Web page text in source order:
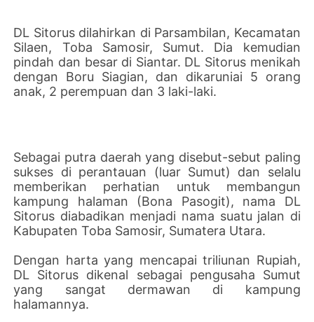
DL Sitorus dilahirkan di Parsambilan, Kecamatan
Silaen, Toba Samosir, Sumut. Dia kemudian
pindah dan besar di Siantar. DL Sitorus menikah
dengan Boru Siagian, dan dikaruniai 5 orang
anak, 2 perempuan dan 3 laki-laki.
Sebagai putra daerah yang disebut-sebut paling
sukses di perantauan (luar Sumut) dan selalu
memberikan perhatian untuk membangun
kampung halaman (Bona Pasogit), nama DL
Sitorus diabadikan menjadi nama suatu jalan di
Kabupaten Toba Samosir, Sumatera Utara.
Dengan harta yang mencapai triliunan Rupiah,
DL Sitorus dikenal sebagai pengusaha Sumut
yang sangat dermawan di kampung
halamannya.